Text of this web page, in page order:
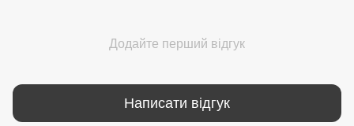
Додайте перший відгук
Написати відгук